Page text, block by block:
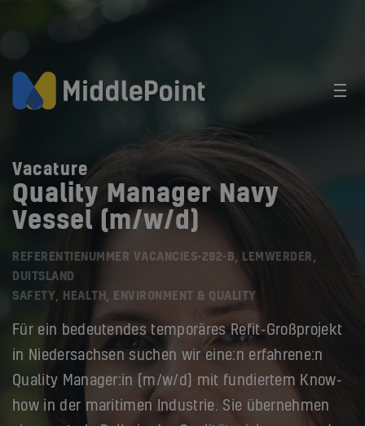
Vacature
Quality Manager Navy
Vessel (m/w/d)
REFERENTIENUMMER VACANCIES-292-B, LEMWERDER,
DUITSLAND
SAFETY, HEALTH, ENVIRONMENT & QUALITY
Für ein bedeutendes temporäres Refit-Großprojekt
in Niedersachsen suchen wir eine:n erfahrene:n
Quality Manager:in (m/w/d) mit fundiertem Know-
how in der maritimen Industrie. Sie übernehmen